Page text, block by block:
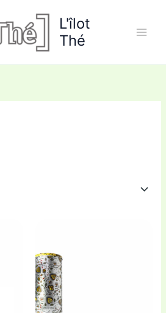
L'îlot
Thé